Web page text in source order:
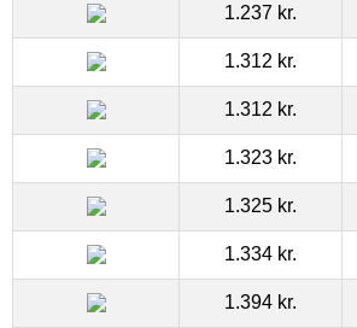
1.237 kr.
1.312 kr.
1.312 kr.
1.323 kr.
1.325 kr.
1.334 kr.
1.394 kr.